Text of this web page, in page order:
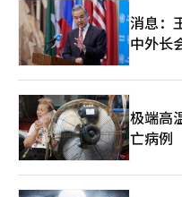
的“效率管理时间”。 韩国社会整体作息也呈现明显“夜型
化”趋势。调查显示，超过
睡时间接近凌晨1点，明显晚
平台、即时通讯文化以及随
的清醒时间。线上娱乐消费
强化了深夜仍保持连接的社会氛围。 从青少年依赖药
延长学习时间，到职场人依
年群体承受睡眠障碍与健康
界限，形成一条完整而连续的压力链条。 在这
渐不再只是单纯的生理恢复
代甚至消费化的时间资源。
消息：
中外长
极端高
亡病例